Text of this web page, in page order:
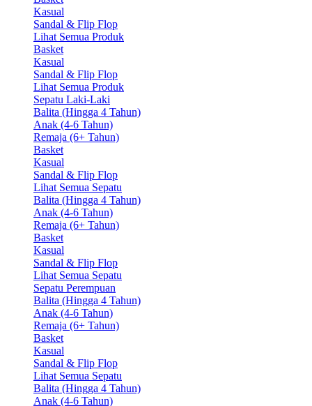
Kasual
Sandal & Flip Flop
Lihat Semua Produk
Basket
Kasual
Sandal & Flip Flop
Lihat Semua Produk
Sepatu Laki-Laki
Balita (Hingga 4 Tahun)
Anak (4-6 Tahun)
Remaja (6+ Tahun)
Basket
Kasual
Sandal & Flip Flop
Lihat Semua Sepatu
Balita (Hingga 4 Tahun)
Anak (4-6 Tahun)
Remaja (6+ Tahun)
Basket
Kasual
Sandal & Flip Flop
Lihat Semua Sepatu
Sepatu Perempuan
Balita (Hingga 4 Tahun)
Anak (4-6 Tahun)
Remaja (6+ Tahun)
Basket
Kasual
Sandal & Flip Flop
Lihat Semua Sepatu
Balita (Hingga 4 Tahun)
Anak (4-6 Tahun)